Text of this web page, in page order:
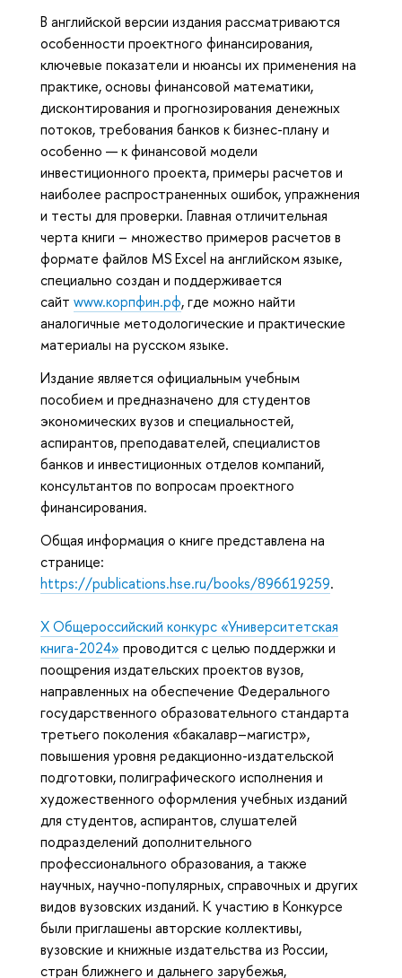
В английской версии издания рассматриваются
особенности проектного финансирования,
ключевые показатели и нюансы их применения на
практике, основы финансовой математики,
дисконтирования и прогнозирования денежных
потоков, требования банков к бизнес-плану и
особенно — к финансовой модели
инвестиционного проекта, примеры расчетов и
наиболее распространенных ошибок, упражнения
и тесты для проверки. Главная отличительная
черта книги – множество примеров расчетов в
формате файлов MS Excel на английском языке,
специально создан и поддерживается
сайт www.корпфин.рф, где можно найти
аналогичные методологические и практические
материалы на русском языке.
Издание является официальным учебным
пособием и предназначено для студентов
экономических вузов и специальностей,
аспирантов, преподавателей, специалистов
банков и инвестиционных отделов компаний,
консультантов по вопросам проектного
финансирования.
Общая информация о книге представлена на
странице:
https://publications.hse.ru/books/896619259.
X Общероссийский конкурс «Университетская
книга-2024» проводится с целью поддержки и
поощрения издательских проектов вузов,
направленных на обеспечение Федерального
государственного образовательного стандарта
третьего поколения «бакалавр–магистр»,
повышения уровня редакционно-издательской
подготовки, полиграфического исполнения и
художественного оформления учебных изданий
для студентов, аспирантов, слушателей
подразделений дополнительного
профессионального образования, а также
научных, научно-популярных, справочных и других
видов вузовских изданий. К участию в Конкурсе
были приглашены авторские коллективы,
вузовские и книжные издательства из России,
стран ближнего и дальнего зарубежья,